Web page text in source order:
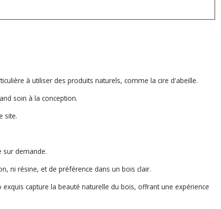
à utiliser des produits naturels, comme la cire d'abeille.
soin à la conception.
site.
sur demande.
ni résine, et de préférence dans un bois clair.
capture la beauté naturelle du bois, offrant une expérience